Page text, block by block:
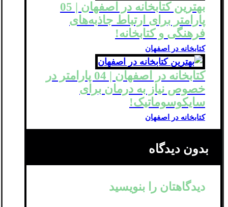
بهترین کتابخانه در اصفهان | 05
پارامتر برای ارتباط جاذبه‌های
فرهنگی و کتابخانه!
کتابخانه در اصفهان
کتابخانه در اصفهان | 04 پارامتر در
خصوص نیاز به درمان برای
سایکوسوماتیک!
کتابخانه در اصفهان
بدون دیدگاه
دیدگاهتان را بنویسید